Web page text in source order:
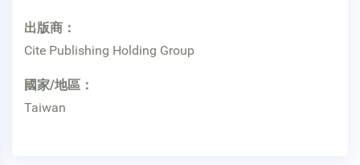
出版商：
Cite Publishing Holding Group
國家/地區：
Taiwan